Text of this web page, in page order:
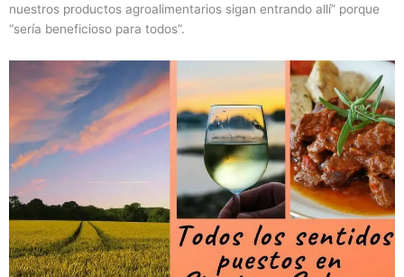
nuestros productos agroalimentarios sigan entrando allí” porque
“sería beneficioso para todos”.